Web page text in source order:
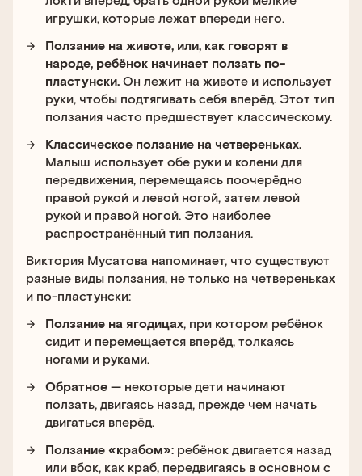
игрушки, которые лежат впереди него.
Ползание на животе, или, как говорят в
народе, ребёнок начинает ползать по-
пластунски. Он лежит на животе и использует
руки, чтобы подтягивать себя вперёд. Этот тип
ползания часто предшествует классическому.
Классическое ползание на четвереньках.
Малыш использует обе руки и колени для
передвижения, перемещаясь поочерёдно
правой рукой и левой ногой, затем левой
рукой и правой ногой. Это наиболее
распространённый тип ползания.
Виктория Мусатова напоминает, что существуют
разные виды ползания, не только на четвереньках
и по-пластунски:
Ползание на ягодицах, при котором ребёнок
сидит и перемещается вперёд, толкаясь
ногами и руками.
Обратное — некоторые дети начинают
ползать, двигаясь назад, прежде чем начать
двигаться вперёд.
Ползание «крабом»: ребёнок двигается назад
или вбок, как краб, передвигаясь в основном с